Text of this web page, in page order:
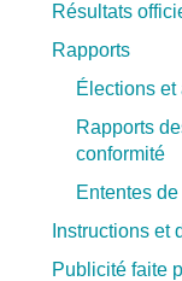
e
s
Résultats
Rapports
Élections et
Rapports
conformité
Ententes
Instructions et
Publicité faite